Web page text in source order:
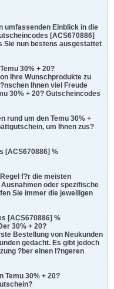
umfassenden Einblick in die
[ACS670886]
Sie nun bestens ausgestattet
30% + 20?
Ihre Wunschprodukte zu
Ihnen viel Freude
30% + 20? Gutscheincodes
rund um den Temu 30% +
um Ihnen zus?
[ACS670886] %
f?r die meisten
oder spezifische
Sie immer die jeweiligen
[ACS670886] %
30% + 20?
Bestellung von Neukunden
gedacht. Es gibt jedoch
?ber einen l?ngeren
Temu 30% + 20?